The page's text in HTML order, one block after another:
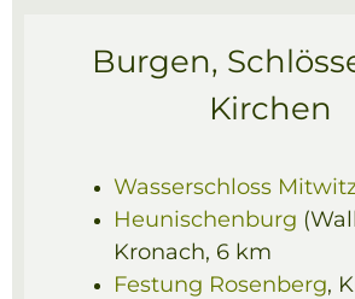
Burgen,
Kirchen
Wasserschloss
Heunischenburg
Kronach, 6 km
Festung Rosenberg,